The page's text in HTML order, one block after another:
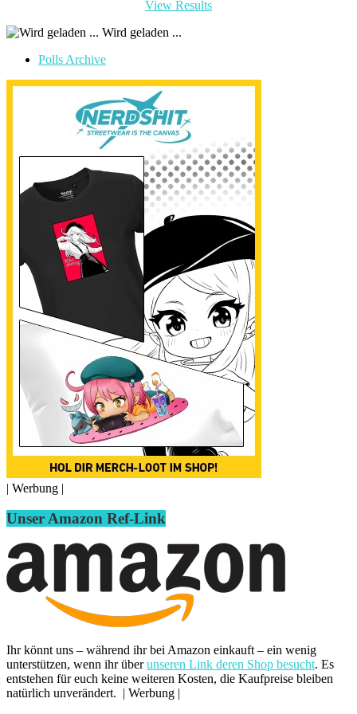
View Results
Wird geladen ...
Polls Archive
| Werbung |
Unser Amazon Ref-Link
Ihr könnt uns – während ihr bei Amazon einkauft – ein wenig
unterstützen, wenn ihr überunseren Link deren Shop besucht. Es
entstehen für euch keine weiteren Kosten, die Kaufpreise bleiben
natürlich unverändert. | Werbung |